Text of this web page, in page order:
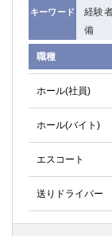
キーワード
経験
備
職種
ホール(社員)
ホール(バイト)
エスコート
送りドライバー
大宮
志木
草加
所沢
獨協大学前＜
千葉県